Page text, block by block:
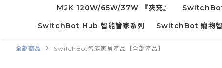
M2K 120W/65W/37W 『夾充』 SwitchBot
SwitchBot Hub 智能管家系列 SwitchBot 寵物智
全部商品 SwitchBot智能家居產品【全部產品】